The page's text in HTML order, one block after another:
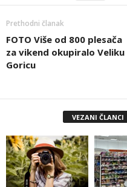
Prethodni članak
FOTO Više od 800 plesača
za vikend okupiralo Veliku
Goricu
VEZANI ČLANCI